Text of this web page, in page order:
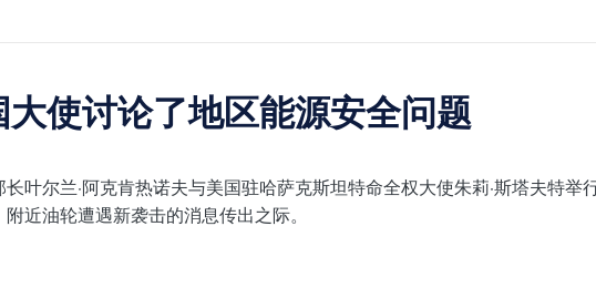
使讨论了地区能源安全问题
叶尔兰·阿克肯热诺夫与美国驻哈萨克斯坦特命全权大使朱莉·斯塔夫特举
近油轮遭遇新袭击的消息传出之际。